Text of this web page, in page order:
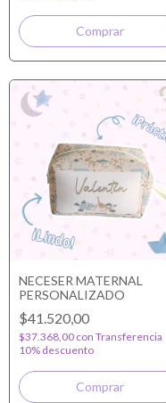
NECESER MATERNAL
PERSONALIZADO
$41.520,00
$37.368,00 con Transferencia
10% descuento